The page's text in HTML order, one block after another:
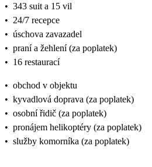
• 343 suit a 15 vil
• 24/7 recepce
• úschova zavazadel
• praní a žehlení (za poplatek)
• 16 restaurací
• obchod v objektu
• kyvadlová doprava (za poplatek)
• osobní řidič (za poplatek)
• pronájem helikoptéry (za poplatek)
• služby komorníka (za poplatek)